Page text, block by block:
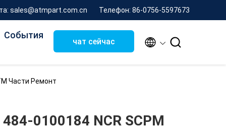
sales@atmpart.com.cn Телефон: 86-0756-5597673
События
чат сейчас  
Части Ремонт
0100184 NCR SCPM